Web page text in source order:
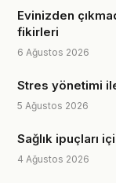
Evinizden
fikirleri
6 Ağustos 2026
Stres yönetimi
5 Ağustos 2026
Sağlık ipuçları
4 Ağustos 2026